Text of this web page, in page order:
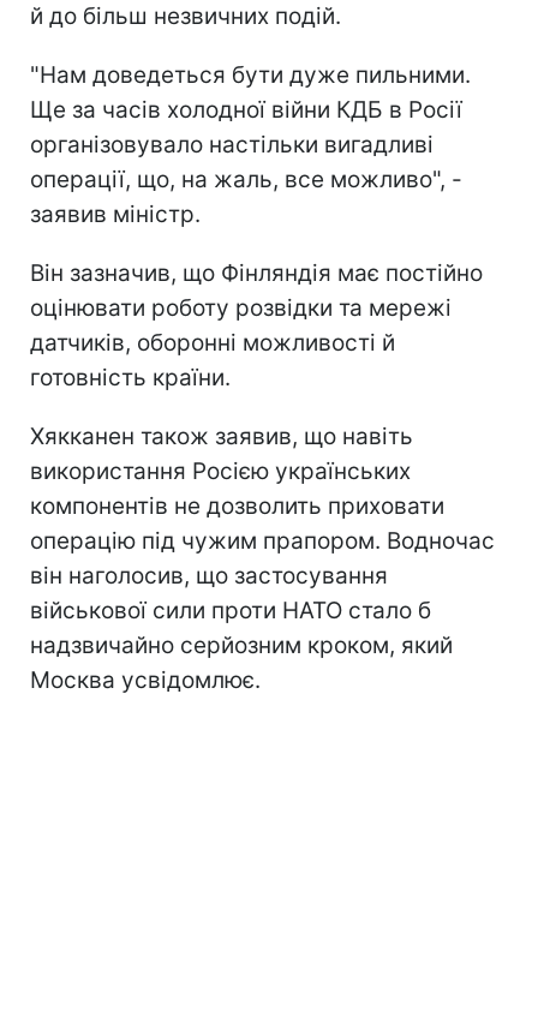
й до більш незвичних подій.
"Нам доведеться бути дуже пильними.
Ще за часів холодної війни КДБ в Росії
організовувало настільки вигадливі
операції, що, на жаль, все можливо", -
заявив міністр.
Він зазначив, що Фінляндія має постійно
оцінювати роботу розвідки та мережі
датчиків, оборонні можливості й
готовність країни.
Хякканен також заявив, що навіть
використання Росією українських
компонентів не дозволить приховати
операцію під чужим прапором. Водночас
він наголосив, що застосування
військової сили проти НАТО стало б
надзвичайно серйозним кроком, який
Москва усвідомлює.